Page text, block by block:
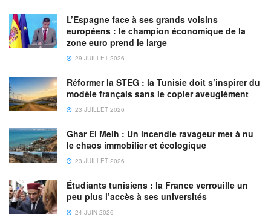
L’Espagne face à ses grands voisins
européens : le champion économique de la
zone euro prend le large
29 JUILLET 2026
Réformer la STEG : la Tunisie doit s’inspirer du
modèle français sans le copier aveuglément
23 JUILLET 2026
Ghar El Melh : Un incendie ravageur met à nu
le chaos immobilier et écologique
23 JUILLET 2026
Étudiants tunisiens : la France verrouille un
peu plus l’accès à ses universités
24 JUIN 2026